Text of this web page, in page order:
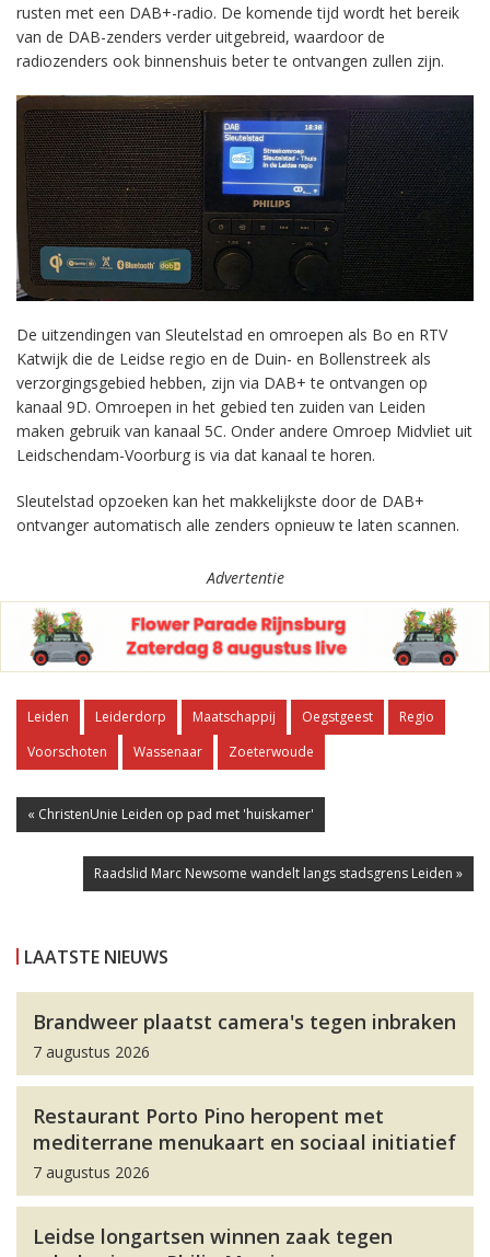
rusten met een DAB+-radio. De komende tijd wordt het bereik
van de DAB-zenders verder uitgebreid, waardoor de
radiozenders ook binnenshuis beter te ontvangen zullen zijn.
De uitzendingen van Sleutelstad en omroepen als Bo en RTV
Katwijk die de Leidse regio en de Duin- en Bollenstreek als
verzorgingsgebied hebben, zijn via DAB+ te ontvangen op
kanaal 9D. Omroepen in het gebied ten zuiden van Leiden
maken gebruik van kanaal 5C. Onder andere Omroep Midvliet uit
Leidschendam-Voorburg is via dat kanaal te horen.
Sleutelstad opzoeken kan het makkelijkste door de DAB+
ontvanger automatisch alle zenders opnieuw te laten scannen.
Advertentie
Leiden Leiderdorp Maatschappij Oegstgeest
Regio
Voorschoten
Wassenaar Zoeterwoude
« ChristenUnie Leiden op pad met 'huiskamer'
Raadslid Marc Newsome wandelt langs stadsgrens Leiden »
LAATSTE NIEUWS
Brandweer plaatst camera's tegen inbraken
7 augustus 2026
Restaurant Porto Pino heropent met
mediterrane menukaart en sociaal initiatief
7 augustus 2026
Leidse longartsen winnen zaak tegen